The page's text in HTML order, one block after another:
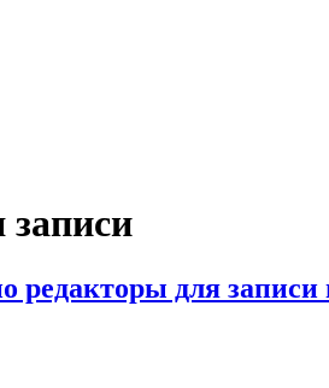
редакторы для записи